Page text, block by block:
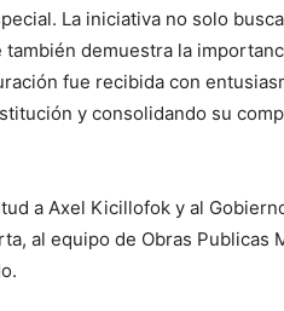
La iniciativa no solo
demuestra la
fue recibida con
y consolidando su
a Axel Kicillofok y al
al equipo de Obras Publicas